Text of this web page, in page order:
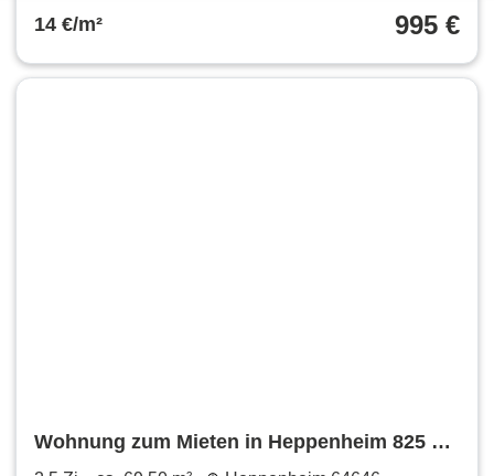
14 €/m² 995 €
Wohnung zum Mieten in Heppenheim 825 €
69.5 m²